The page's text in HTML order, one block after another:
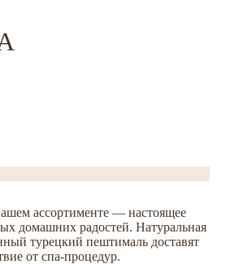
ассортименте — настоящее
домашних радостей. Натуральная
турецкий пештималь доставят
от спа-процедур.